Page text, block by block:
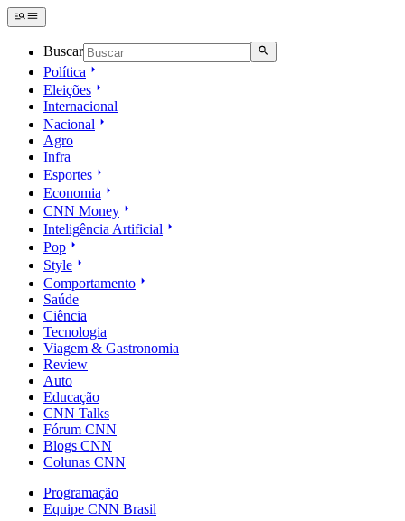
Buscar
Política
Eleições
Internacional
Nacional
Agro
Infra
Esportes
Economia
CNN Money
Inteligência Artificial
Pop
Style
Comportamento
Saúde
Ciência
Tecnologia
Viagem & Gastronomia
Review
Auto
Educação
CNN Talks
Fórum CNN
Blogs CNN
Colunas CNN
Programação
Equipe CNN Brasil